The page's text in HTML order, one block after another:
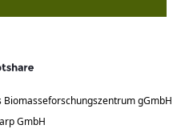
Biomasseforschungszentrum gGmbH
GmbH